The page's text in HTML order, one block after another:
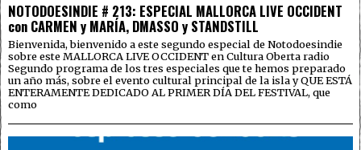
NOTODOESINDIE # 213: ESPECIAL MALLORCA LIVE OCCIDENT
con CARMEN y MARÍA, DMASSO y STANDSTILL
Bienvenida, bienvenido a este segundo especial de Notodoesindie
sobre este MALLORCA LIVE OCCIDENT en Cultura Oberta radio
Segundo programa de los tres especiales que te hemos preparado
un año más, sobre el evento cultural principal de la isla y QUE ESTÁ
ENTERAMENTE DEDICADO AL PRIMER DÍA DEL FESTIVAL, que
como